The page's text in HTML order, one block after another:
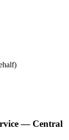
— Central